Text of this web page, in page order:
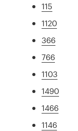
115
1120
366
766
1103
1490
1466
1146